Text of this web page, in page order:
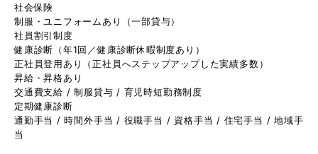
社会保険
制服・ユニフォームあり（一部貸与）
社員割引制度
健康診断（年1回／健康診断休暇制度あり）
正社員登用あり（正社員へステップアップした実績多数）
昇給・昇格あり
交通費支給 / 制服貸与 / 育児時短勤務制度
定期健康診断
通勤手当 / 時間外手当 / 役職手当 / 資格手当 / 住宅手当 / 地域手
当